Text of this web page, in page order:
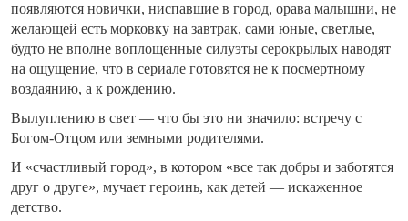
появляются новички, ниспавшие в город, орава малышни, не
желающей есть морковку на завтрак, сами юные, светлые,
будто не вполне воплощенные силуэты серокрылых наводят
на ощущение, что в сериале готовятся не к посмертному
воздаянию, а к рождению.
Вылуплению в свет — что бы это ни значило: встречу с
Богом-Отцом или земными родителями.
И «счастливый город», в котором «все так добры и заботятся
друг о друге», мучает героинь, как детей — искаженное
детство.